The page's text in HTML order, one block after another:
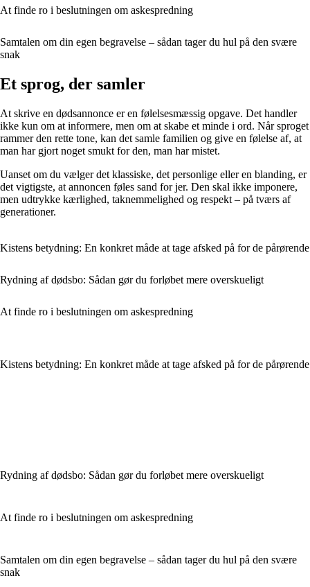
At finde ro i beslutningen om askespredning
Samtalen om din egen begravelse – sådan tager du hul på den svære
snak
Et sprog, der samler
At skrive en dødsannonce er en følelsesmæssig opgave. Det handler
ikke kun om at informere, men om at skabe et minde i ord. Når sproget
rammer den rette tone, kan det samle familien og give en følelse af, at
man har gjort noget smukt for den, man har mistet.
Uanset om du vælger det klassiske, det personlige eller en blanding, er
det vigtigste, at annoncen føles sand for jer. Den skal ikke imponere,
men udtrykke kærlighed, taknemmelighed og respekt – på tværs af
generationer.
Kistens betydning: En konkret måde at tage afsked på for de pårørende
Rydning af dødsbo: Sådan gør du forløbet mere overskueligt
At finde ro i beslutningen om askespredning
Kistens betydning: En konkret måde at tage afsked på for de pårørende
Rydning af dødsbo: Sådan gør du forløbet mere overskueligt
At finde ro i beslutningen om askespredning
Samtalen om din egen begravelse – sådan tager du hul på den svære
snak